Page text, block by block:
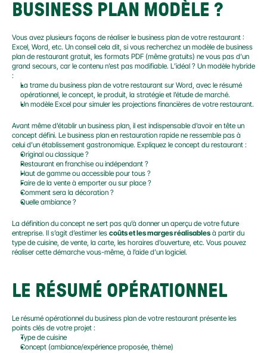
BUSINESS PLAN MODÈLE ?
Vous avez plusieurs façons de réaliser le business plan de votre restaurant :
Excel, Word, etc. Un conseil cela dit, si vous recherchez un modèle de business
plan de restaurant gratuit, les formats PDF (même gratuits) ne vous pas d’un
grand secours, car le contenu n’est pas modifiable. L’idéal ? Un modèle hybride
:
La trame du business plan de votre restaurant sur Word, avec le résumé
opérationnel, le concept, le produit, la stratégie et l’étude de marché.
Un modèle Excel pour simuler les projections financières de votre restaurant.
Avant même d’établir un business plan, il est indispensable d’avoir en tête un
concept défini. Le business plan en restauration rapide ne ressemble pas à
celui d’un établissement gastronomique. Expliquez le concept du restaurant :
Original ou classique ?
Restaurant en franchise ou indépendant ?
Haut de gamme ou accessible pour tous ?
Faire de la vente à emporter ou sur place ?
Comment sera la décoration ?
Quelle ambiance ?
La définition du concept ne sert pas qu’à donner un aperçu de votre future
entreprise. Il s’agit d’estimer les coûts et les marges réalisables à partir du
type de cuisine, de vente, la carte, les horaires d’ouverture, etc. Vous pouvez
réaliser cette démarche vous-même, à l’aide d’un logiciel.
LE RÉSUMÉ OPÉRATIONNEL
Le résumé opérationnel du business plan de votre restaurant présente les
points clés de votre projet :
Type de cuisine
Concept (ambiance/expérience proposée, thème)